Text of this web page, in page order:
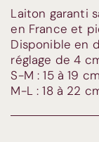
Laiton garanti
en France et
Disponible en
réglage de 4
S-M : 15 à 19
M-L : 18 à 22